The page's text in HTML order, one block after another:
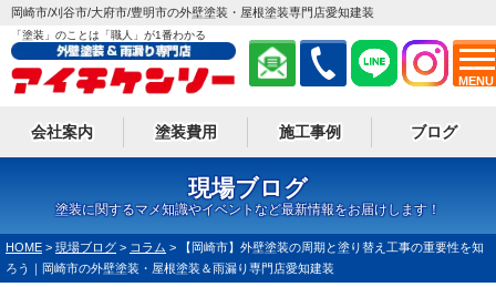
MENU
岡崎市/刈谷市/大府市/豊明市の外壁塗装・屋根塗装専門店愛知建装
「塗装」のことは「職人」が1番わかる
会社案内 塗装費用 施工事例 ブログ
現場ブログ
塗装に関するマメ知識やイベントなど最新情報をお届けします！
HOME > 現場ブログ > コラム >
【岡崎市】外壁塗装の周期と塗り替え工事の重要性を知
ろう｜岡崎市の外壁塗装・屋根塗装＆雨漏り専門店愛知建装